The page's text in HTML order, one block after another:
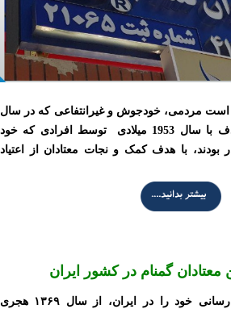
است مردمی، خودجوش و غیرانتفاعی که در سال
1332 هجری شمسی مصادف با سال 1953 میلادی توسط افرادی که خود
بودند، با هدف کمک و نجات معتادان از اعتیاد
فعال بوده و در هفته 72215 جلسه با بیش از 82 زبان مختلف برگزار می کند و
در حال بهبودی دارد. معتادان گمنام از لحاظ مالی هیچ
معتادان گمنام در کشور ایران
انجمن معتادان گمنام پیام رسانی خود را در ایران، از سال ۱۳۶۹ هجری